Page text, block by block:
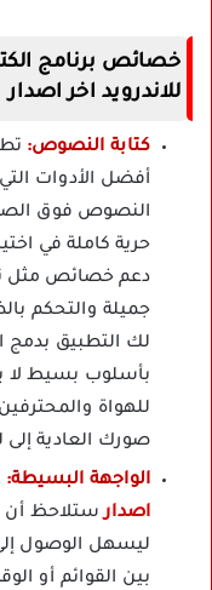
للاندرويد اخر اصدار
كتابة النصوص:
أفضل الأدوات
النصوص فوق
حرية كاملة في
دعم خصائص مثل
جميلة والتحكم
لك التطبيق بدمج
بأسلوب بسيط لا
للهواة
صورك العادية
الواجهة البسيطة:
اصدارستلاحظ أن
ليسهل الوصول
بين القوائم أو